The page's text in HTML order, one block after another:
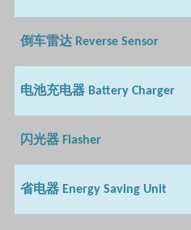
倒车雷达 Reverse Sensor
电池充电器 Battery Charger
闪光器 Flasher
省电器 Energy Saving Unit